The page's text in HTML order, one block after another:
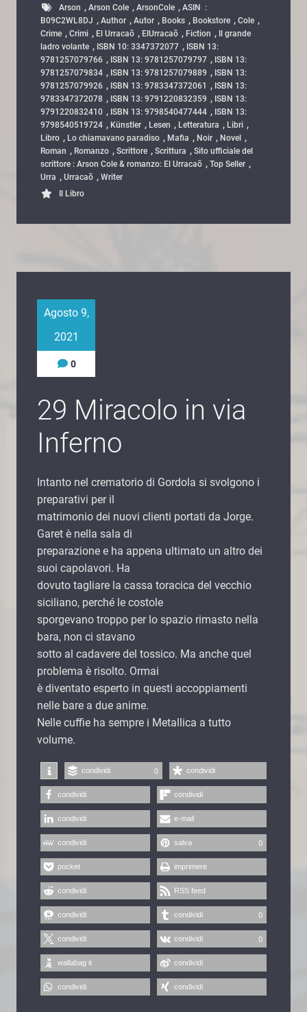
Arson , Arson Cole , ArsonCole , ASIN ‏ : ‎
B09C2WL8DJ , Author , Autor , Books , Bookstore , Cole ,
Crime , Crimi , El Urracaõ , ElUrracaõ , Fiction ,
Il grande
ladro volante , ISBN 10: 3347372077 , ISBN 13:
9781257079766 , ISBN 13: 9781257079797 , ISBN 13:
9781257079834 , ISBN 13: 9781257079889 , ISBN 13:
9781257079926 , ISBN 13: 9783347372061 , ISBN 13:
9783347372078 , ISBN 13: 9791220832359 , ISBN 13:
9791220832410 , ISBN 13: 9798540477444 , ISBN 13:
9798540519724 , Künstler , Lesen , Letteratura , Libri ,
Libro , Lo chiamavano paradiso , Mafia , Noir , Novel ,
Roman , Romanzo , Scrittore , Scrittura , Sito ufficiale del
scrittore : Arson Cole & romanzo: El Urracaõ , Top Seller ,
Urra , Urracaõ , Writer
Il Libro
Agosto 9,
2021
0
29 Miracolo in via
Inferno
Intanto nel crematorio di Gordola si svolgono i
preparativi per il
matrimonio dei nuovi clienti portati da Jorge.
Garet è nella sala di
preparazione e ha appena ultimato un altro dei
suoi capolavori. Ha
dovuto tagliare la cassa toracica del vecchio
siciliano, perché le costole
sporgevano troppo per lo spazio rimasto nella
bara, non ci stavano
sotto al cadavere del tossico. Ma anche quel
problema è risolto. Ormai
è diventato esperto in questi accoppiamenti
nelle bare a due anime.
Nelle cuffie ha sempre i Metallica a tutto
volume.
condividi 0 condividi
condividi condividi
condividi e-mail
condividi salva 0
pocket imprimere
condividi RSS feed
condividi condividi 0
condividi condividi 0
wallabag it condividi
condividi condividi